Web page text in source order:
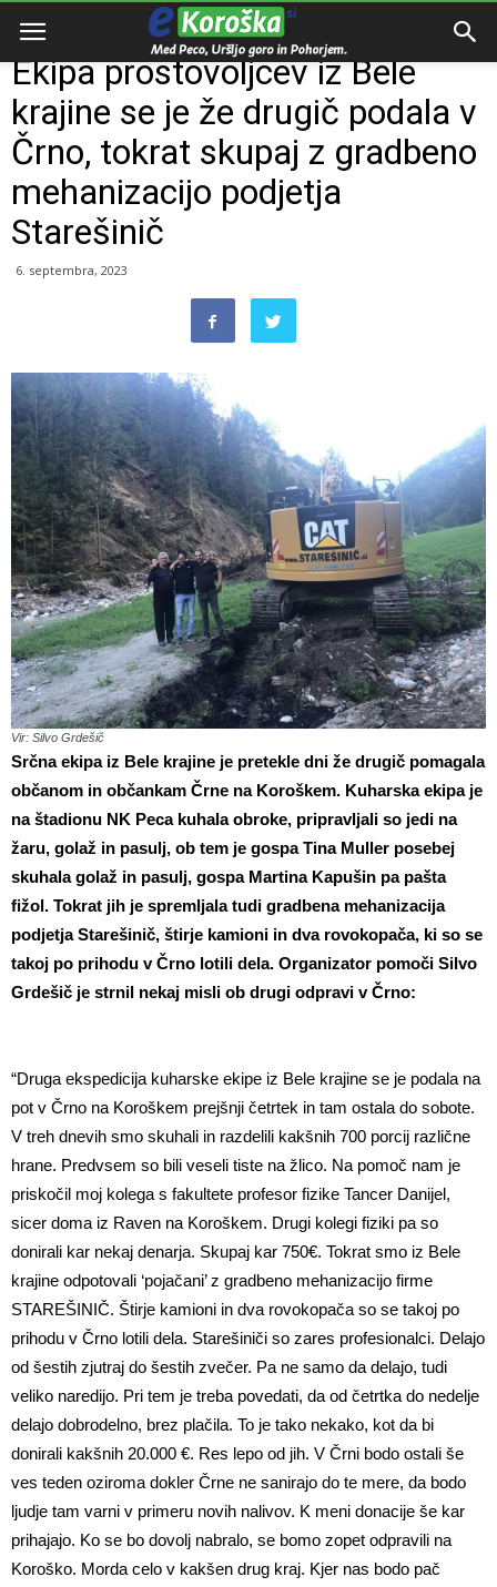
Domov
Ekipa prostovoljcev iz Bele
krajine se je že drugič podala v
Črno, tokrat skupaj z gradbeno
mehanizacijo podjetja
Starešinič
6. septembra, 2023
Vir: Silvo Grdešič
Srčna ekipa iz Bele krajine je pretekle dni že drugič pomagala
občanom in občankam Črne na Koroškem. Kuharska ekipa je
na štadionu NK Peca kuhala obroke, pripravljali so jedi na
žaru, golaž in pasulj, ob tem je gospa Tina Muller posebej
skuhala golaž in pasulj, gospa Martina Kapušin pa pašta
fižol. Tokrat jih je spremljala tudi gradbena mehanizacija
podjetja Starešinič, štirje kamioni in dva rovokopača, ki so se
takoj po prihodu v Črno lotili dela. Organizator pomoči Silvo
Grdešič je strnil nekaj misli ob drugi odpravi v Črno:
“Druga ekspedicija kuharske ekipe iz Bele krajine se je podala na
pot v Črno na Koroškem prejšnji četrtek in tam ostala do sobote.
V treh dnevih smo skuhali in razdelili kakšnih 700 porcij različne
hrane. Predvsem so bili veseli tiste na žlico. Na pomoč nam je
priskočil moj kolega s fakultete profesor fizike Tancer Danijel,
sicer doma iz Raven na Koroškem. Drugi kolegi fiziki pa so
donirali kar nekaj denarja. Skupaj kar 750€. Tokrat smo iz Bele
krajine odpotovali ‘pojačani’ z gradbeno mehanizacijo firme
STAREŠINIČ. Štirje kamioni in dva rovokopača so se takoj po
prihodu v Črno lotili dela. Starešiniči so zares profesionalci. Delajo
od šestih zjutraj do šestih zvečer. Pa ne samo da delajo, tudi
veliko naredijo. Pri tem je treba povedati, da od četrtka do nedelje
delajo dobrodelno, brez plačila. To je tako nekako, kot da bi
donirali kakšnih 20.000 €. Res lepo od jih. V Črni bodo ostali še
ves teden oziroma dokler Črne ne sanirajo do te mere, da bodo
ljudje tam varni v primeru novih nalivov. K meni donacije še kar
prihajajo. Ko se bo dovolj nabralo, se bomo zopet odpravili na
Koroško. Morda celo v kakšen drug kraj. Kjer nas bodo pač